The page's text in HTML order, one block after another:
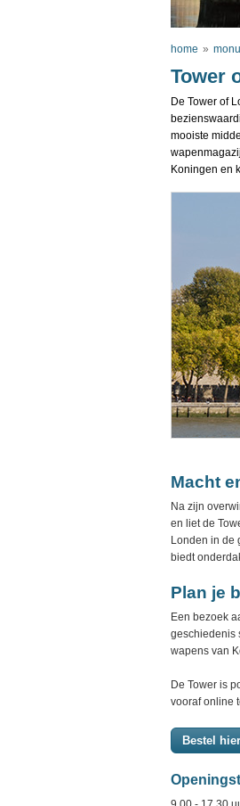
home »
Tower
De Tower of
mooiste
Koningen en
Macht
Na zijn
en liet de
Londen in de
biedt
Plan je
Een bezoek
geschiedenis
wapens van
De Tower is
vooraf online
Bestel